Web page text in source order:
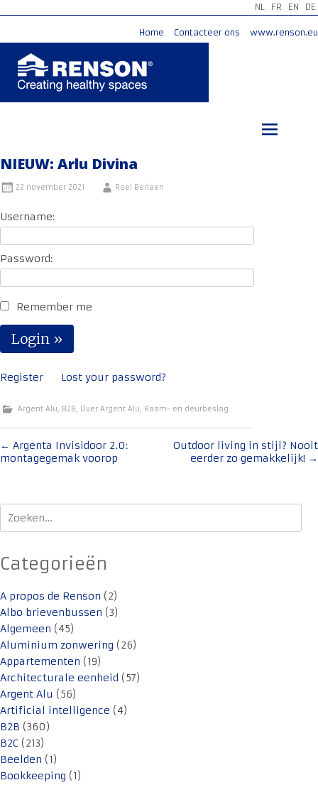
NL FR EN DE
Home Contacteer ons www.renson.eu
NIEUW: Arlu Divina
22 november 2021 Roel Berlaen
Username:
Password:
Remember me
Register Lost your password?
Argent Alu, B2B, Over Argent Alu, Raam- en deurbeslag
Bericht
navigatie
← Argenta Invisidoor 2.0:
montagegemak voorop
Outdoor living in stijl? Nooit
eerder zo gemakkelijk! →
Zoeken
naar:
Categorieën
A propos de Renson (2)
Albo brievenbussen (3)
Algemeen (45)
Aluminium zonwering (26)
Appartementen (19)
Architecturale eenheid (57)
Argent Alu (56)
Artificial intelligence (4)
B2B (360)
B2C (213)
Beelden (1)
Bookkeeping (1)